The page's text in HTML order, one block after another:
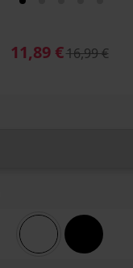
11,89 €16,99 €